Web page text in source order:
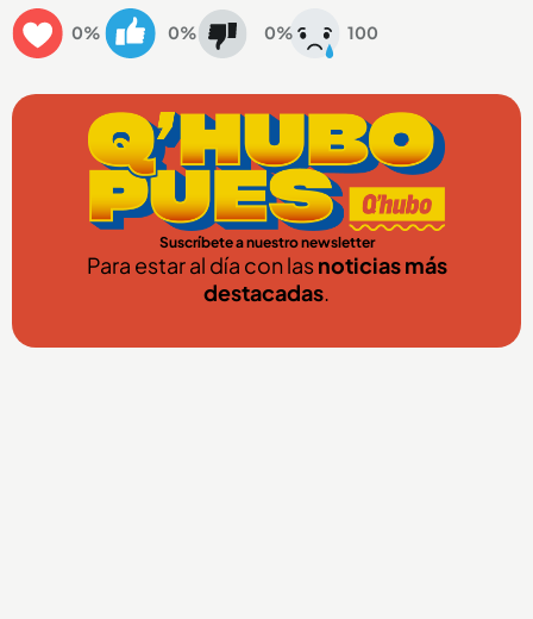
0% 0% 0% 100
Suscríbete a nuestro newsletter
Para estar al día con lasnoticias más
destacadas.